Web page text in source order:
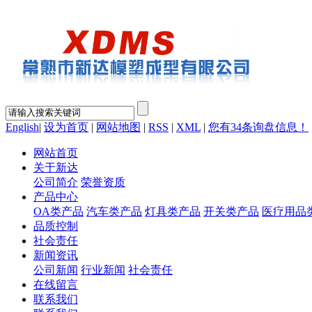
English| 设为首页 | 网站地图 | RSS | XML | 您有34条询盘信息！
网站首页
关于新达
公司简介 荣誉资质
产品中心
OA类产品 汽车类产品 灯具类产品 开关类产品 医疗用品
品质控制
社会责任
新闻资讯
公司新闻 行业新闻 社会责任
在线留言
联系我们